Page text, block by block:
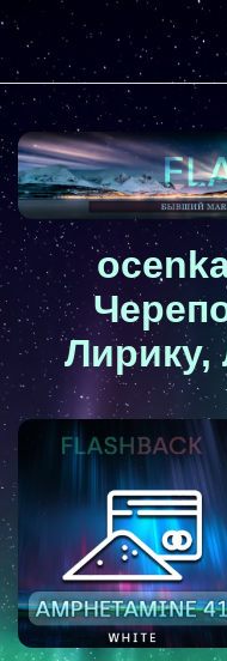
Лирику,